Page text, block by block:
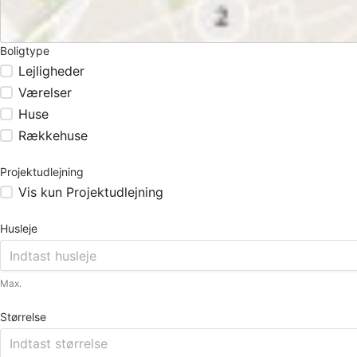
Boligtype
Lejligheder
Værelser
Huse
Rækkehuse
Projektudlejning
Vis kun Projektudlejning
Husleje
Max.
Størrelse